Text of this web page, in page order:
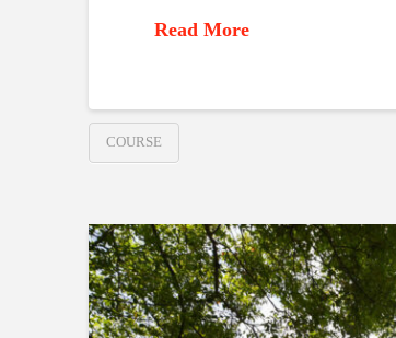
Read More
COURSE